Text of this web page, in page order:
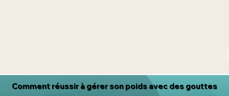
Comment réussir à gérer son poids avec des gouttes